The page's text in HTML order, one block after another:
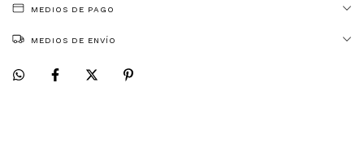
MEDIOS DE PAGO
MEDIOS DE ENVÍO